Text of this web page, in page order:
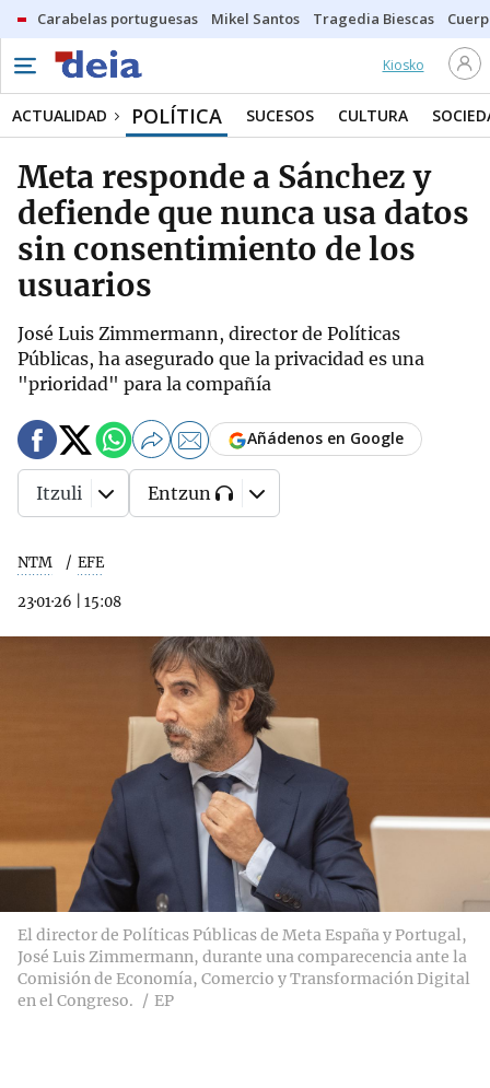
Carabelas portuguesas Mikel Santos Tragedia Biescas
Kiosko
ACTUALIDAD POLÍTICA SUCESOS CULTURA
Meta responde a Sánchez y
defiende que nunca usa datos
sin consentimiento de los
usuarios
José Luis Zimmermann, director de Políticas
Públicas, ha asegurado que la privacidad es una
"prioridad" para la compañía
NTM EFE
23·01·26 15:08
Añádenos en Google
Itzuli Entzun
El director de Políticas Públicas de Meta España y Portugal,
José Luis Zimmermann, durante una comparecencia ante la
Comisión de Economía, Comercio y Transformación Digital
en el Congreso.
EP